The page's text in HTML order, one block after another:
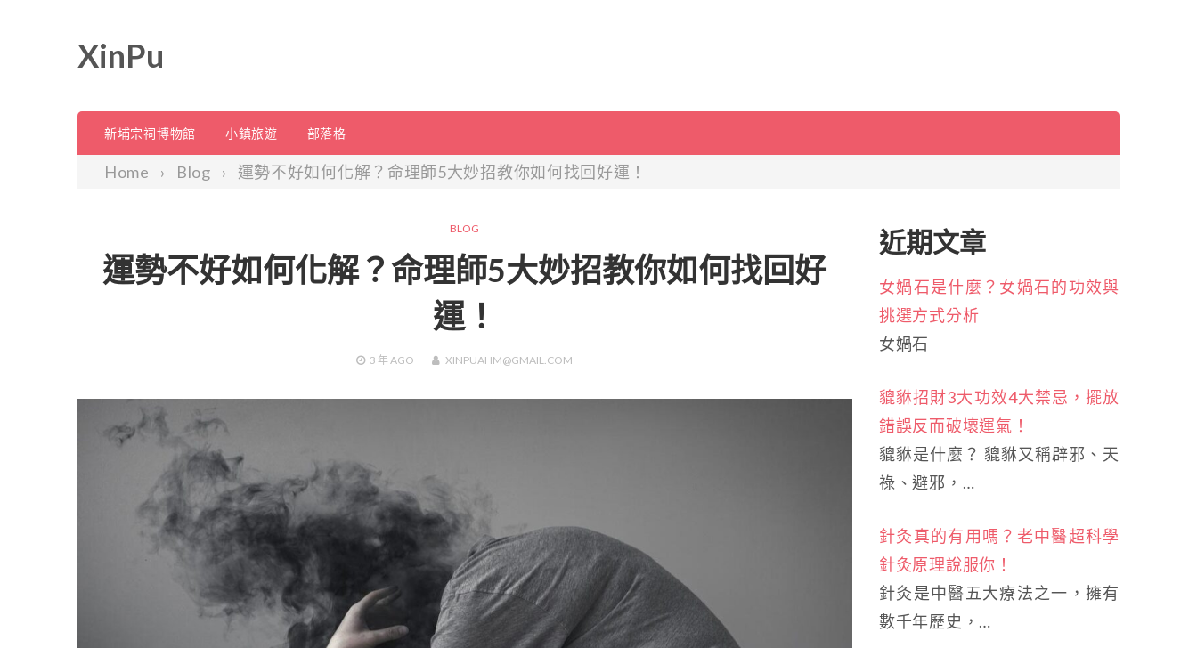
XinPu
新埔宗祠博物館 小鎮旅遊 部落格
Home Blog 運勢不好如何化解？命理師5大妙招教你如何找回好運！
BLOG
運勢不好如何化解？命理師5大妙招教你如何找回好
運！
3 年AGO XINPUAHM@GMAIL.COM
近期文章
女媧石是什麼？女媧石的功效與
挑選方式分析
女媧石
貔貅招財3大功效4大禁忌，擺放
錯誤反而破壞運氣！
貔貅是什麼？ 貔貅又稱辟邪、天
祿、避邪，…
針灸真的有用嗎？老中醫超科學
針灸原理說服你！
針灸是中醫五大療法之一，擁有
數千年歷史，…